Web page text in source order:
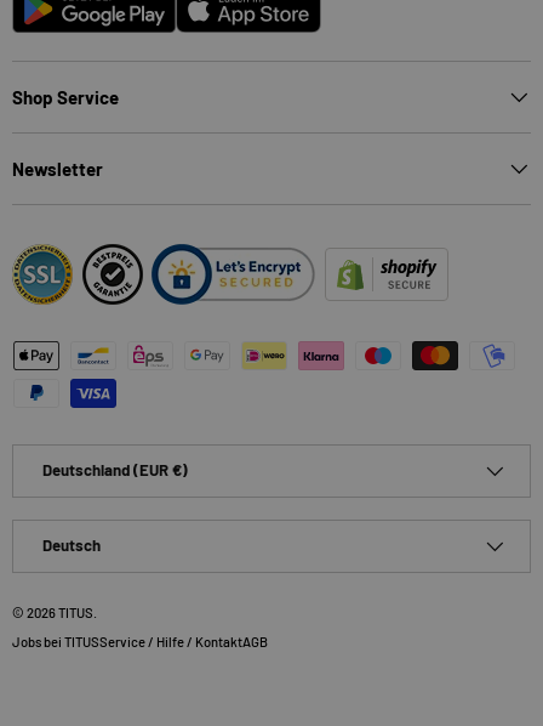
Android App Store
Shop Service
Newsletter
Zahlungsmethoden
Deutschland (EUR €)
Deutsch
© 2026TITUS
Jobs bei TITUSService / Hilfe / KontaktAGB